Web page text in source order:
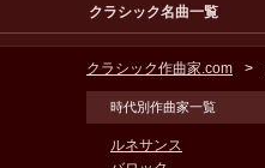
クラシック名曲一覧
クラシック作曲家.com
時代別作曲家一覧
ルネサンス